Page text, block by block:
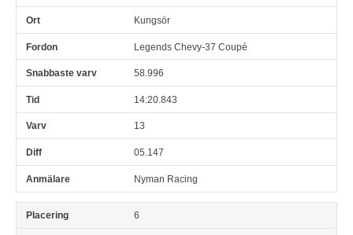
Kungsör
Legends Chevy-37 Coupé
58.996
14:20.843
13
05.147
Nyman Racing
6